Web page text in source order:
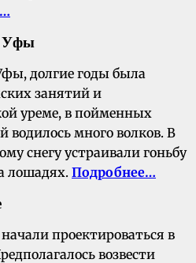
Уфы
долгие годы была
занятий и
уреме, в пойменных
водилось много волков. В
снегу устраивали гоньбу
лошадях. Подробнее…
проектироваться в
возвести